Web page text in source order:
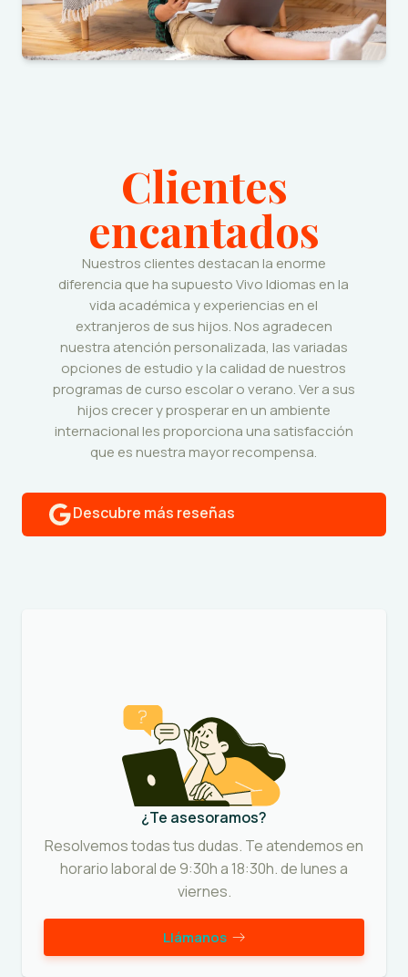
Clientes
encantados
Nuestros clientes destacan la enorme
diferencia que ha supuesto Vivo Idiomas en la
vida académica y experiencias en el
extranjeros de sus hijos. Nos agradecen
nuestra atención personalizada, las variadas
opciones de estudio y la calidad de nuestros
programas de curso escolar o verano. Ver a sus
hijos crecer y prosperar en un ambiente
internacional les proporciona una satisfacción
que es nuestra mayor recompensa.
Descubre más reseñas
¿Te asesoramos?
Resolvemos todas tus dudas. Te atendemos en
horario laboral de 9:30h a 18:30h. de lunes a
viernes.
Llámanos